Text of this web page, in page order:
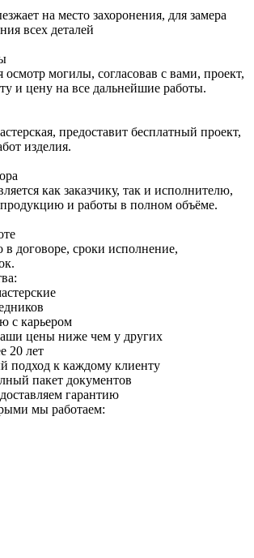
на место захоронения, для замера
всех деталей
могилы, согласовав с вами, проект,
и цену на все дальнейшие работы.
предоставит бесплатный проект,
изделия.
как заказчику, так и исполнителю,
и работы в полном объёме.
в договоре, сроки исполнение,
с карьером
цены ниже чем у других
20 лет
подход к каждому клиенту
пакет документов
гарантию
мы работаем: